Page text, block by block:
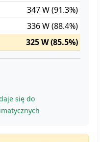
347 W (91.3%)
336 W (88.4%)
325 W (85.5%)
się do